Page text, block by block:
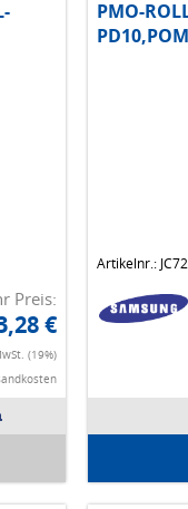
Preis:
€
(19%)
PMO-
PD10,POM
Artikelnr.: